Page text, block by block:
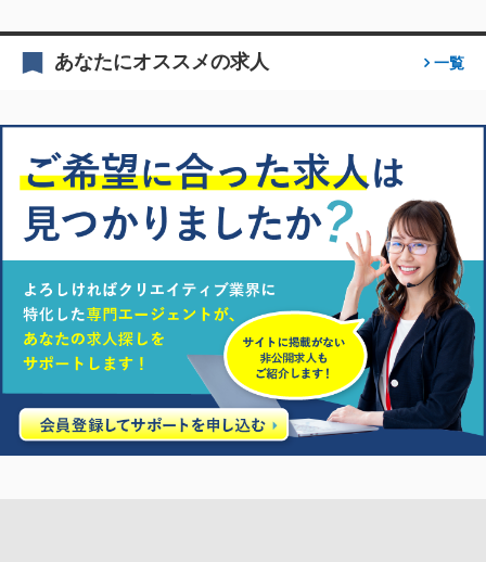
あなたにオススメの求人 一覧